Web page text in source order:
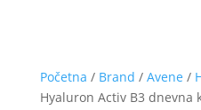
Početna / Brand / Avene /
Hyaluron Activ B3 dnevna